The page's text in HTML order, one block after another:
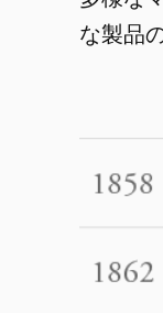
な製品